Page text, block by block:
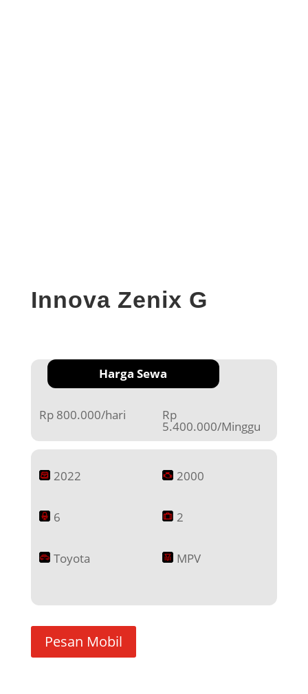
Innova Zenix G
Harga Sewa
Rp 800.000/hari Rp
5.400.000/Minggu
2022 2000
6 2
Toyota MPV
Pesan Mobil